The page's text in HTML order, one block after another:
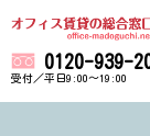
0120-939-
受付／平日9:00～19:00